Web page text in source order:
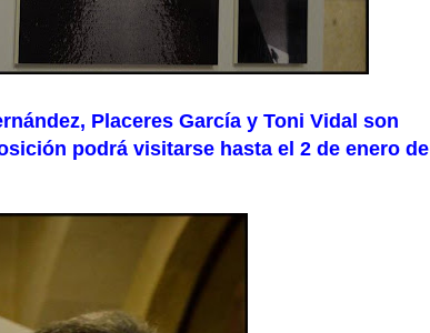
Placeres García y Toni Vidal son
podrá visitarse hasta el 2 de enero de